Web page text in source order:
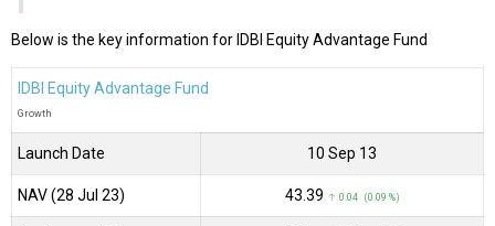
Below is the key information for IDBI Equity Advantage Fund
IDBI Equity Advantage Fund
Growth
Launch Date 10 Sep 13
NAV (28 Jul 23) ₹43.39 ↑ 0.04 (0.09 %)